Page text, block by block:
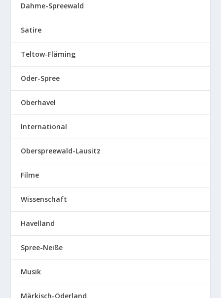
Dahme-Spreewald
Satire
Teltow-Fläming
Oder-Spree
Oberhavel
International
Oberspreewald-Lausitz
Filme
Wissenschaft
Havelland
Spree-Neiße
Musik
Märkisch-Oderland